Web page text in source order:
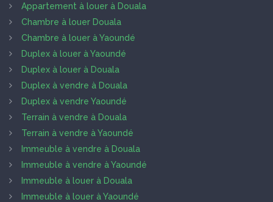
Appartement à louer à Douala
Chambre à louer Douala
Chambre à louer à Yaoundé
Duplex à louer à Yaoundé
Duplex à louer à Douala
Duplex à vendre à Douala
Duplex à vendre Yaoundé
Terrain à vendre à Douala
Terrain à vendre à Yaoundé
Immeuble à vendre à Douala
Immeuble à vendre à Yaoundé
Immeuble à louer à Douala
Immeuble à louer à Yaoundé